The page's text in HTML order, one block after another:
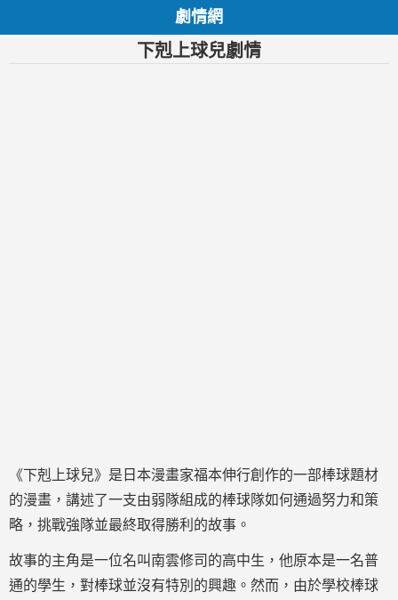
劇情網
下剋上球兒劇情
《下剋上球兒》是日本漫畫家福本伸行創作的一部棒球題材
的漫畫，講述了一支由弱隊組成的棒球隊如何通過努力和策
略，挑戰強隊並最終取得勝利的故事。
故事的主角是一位名叫南雲修司的高中生，他原本是一名普
通的學生，對棒球並沒有特別的興趣。然而，由於學校棒球